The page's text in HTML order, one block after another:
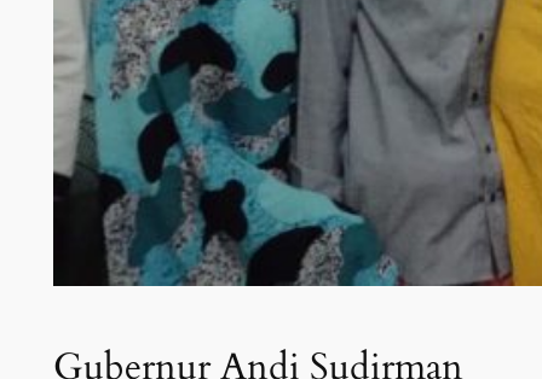
Gubernur Andi Sudirman